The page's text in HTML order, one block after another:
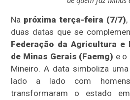
Na próxima terça-feira (7/7)
duas datas que se
Federação da Agricultura e
de Minas Gerais (Faemg) e o
Mineiro. A data simboliza
lado a lado com
transformaram o estado